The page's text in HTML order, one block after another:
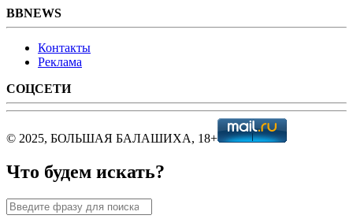
BBNEWS
Контакты
Реклама
СОЦСЕТИ
© 2025, БОЛЬШАЯ БАЛАШИХА, 18+
Что будем искать?